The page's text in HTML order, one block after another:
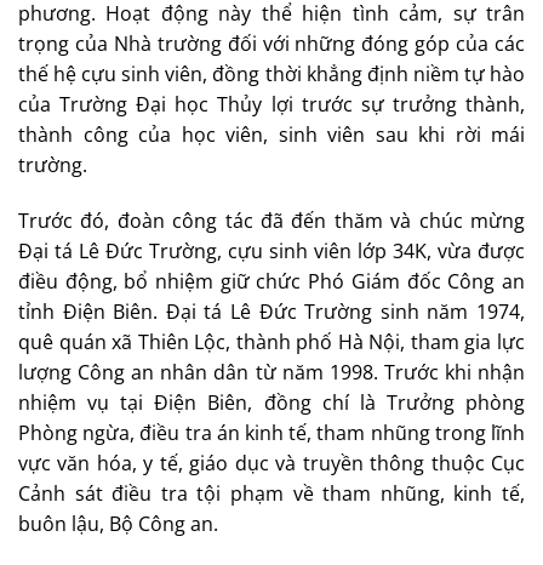
phương. Hoạt động này thể hiện tình cảm, sự trân
trọng của Nhà trường đối với những đóng góp của các
thế hệ cựu sinh viên, đồng thời khẳng định niềm tự hào
của Trường Đại học Thủy lợi trước sự trưởng thành,
thành công của học viên, sinh viên sau khi rời mái
trường.
Trước đó, đoàn công tác đã đến thăm và chúc mừng
Đại tá Lê Đức Trường, cựu sinh viên lớp 34K, vừa được
điều động, bổ nhiệm giữ chức Phó Giám đốc Công an
tỉnh Điện Biên. Đại tá Lê Đức Trường sinh năm 1974,
quê quán xã Thiên Lộc, thành phố Hà Nội, tham gia lực
lượng Công an nhân dân từ năm 1998. Trước khi nhận
nhiệm vụ tại Điện Biên, đồng chí là Trưởng phòng
Phòng ngừa, điều tra án kinh tế, tham nhũng trong lĩnh
vực văn hóa, y tế, giáo dục và truyền thông thuộc Cục
Cảnh sát điều tra tội phạm về tham nhũng, kinh tế,
buôn lậu, Bộ Công an.